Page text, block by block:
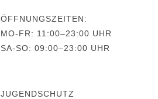
ÖFFNUNGSZEITEN:
MO-FR: 11:00–23:00 UHR
SA-SO: 09:00–23:00 UHR
JUGENDSCHUTZ